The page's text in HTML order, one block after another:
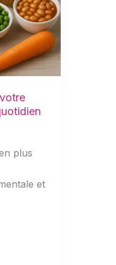
plus
et